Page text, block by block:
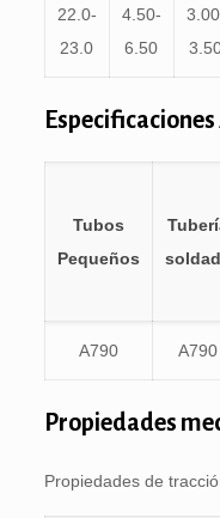
22.0-
23.0
4.50-
6.50
Especificaciones
Tubos
Pequeños
A790 A790
Propiedades
Propiedades de